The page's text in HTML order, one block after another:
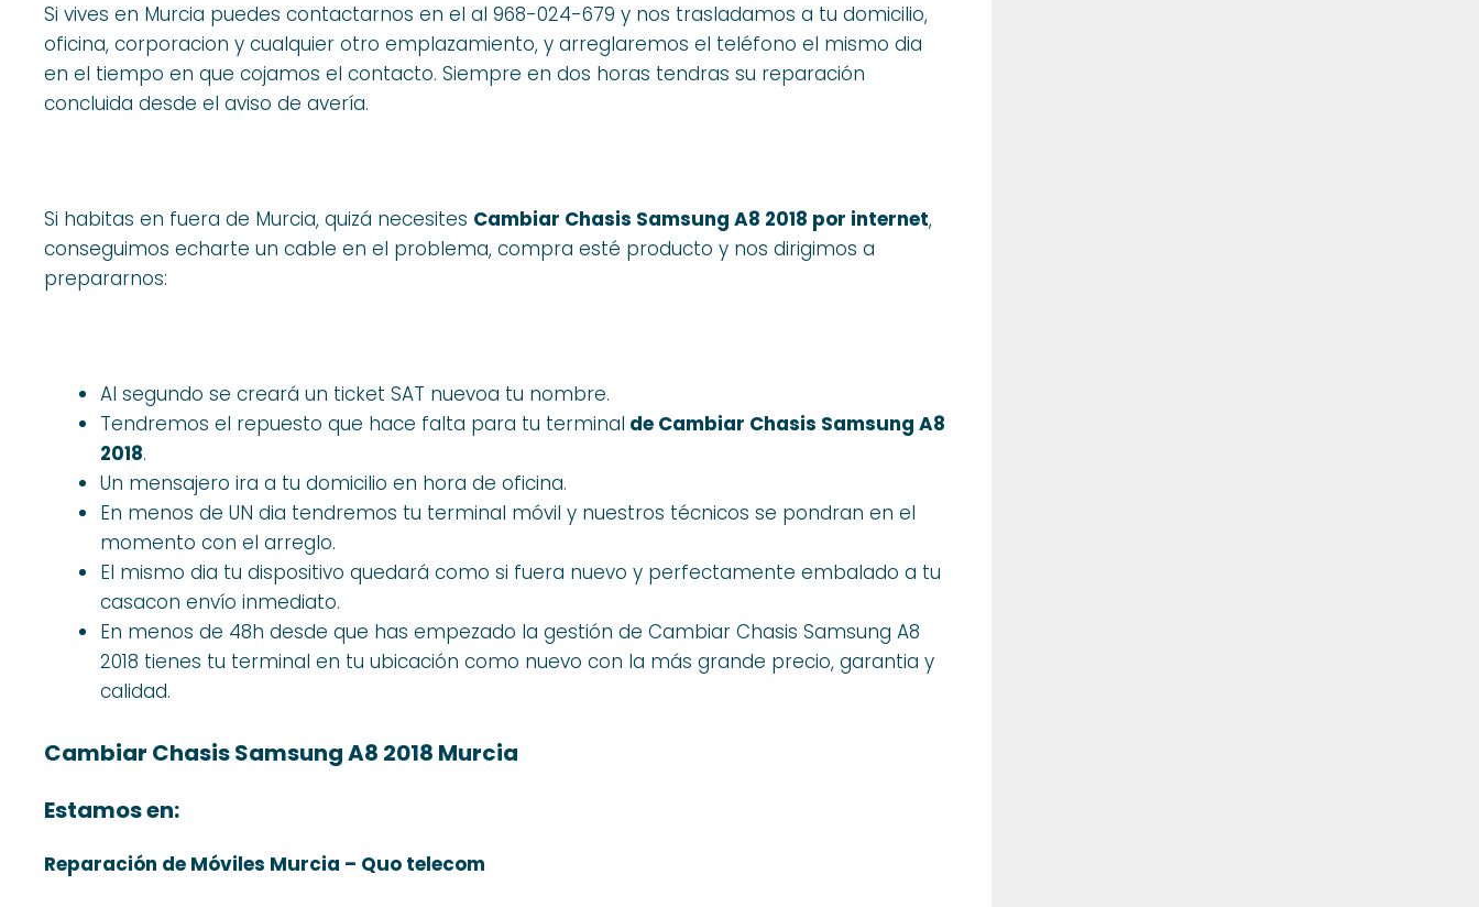
Si vives en Murcia puedes contactarnos en el al 968-024-679 y nos trasladamos a tu domicilio,
oficina, corporacion y cualquier otro emplazamiento, y arreglaremos el teléfono el mismo dia
en el tiempo en que cojamos el contacto. Siempre en dos horas tendras su reparación
concluida desde el aviso de avería.
Si habitas en fuera de Murcia, quizá necesites Cambiar Chasis Samsung A8 2018 por internet,
conseguimos echarte un cable en el problema, compra esté producto y nos dirigimos a
prepararnos:
Al segundo se creará un ticket SAT nuevoa tu nombre.
Tendremos el repuesto que hace falta para tu terminal de Cambiar Chasis Samsung A8
2018.
Un mensajero ira a tu domicilio en hora de oficina.
En menos de UN dia tendremos tu terminal móvil y nuestros técnicos se pondran en el
momento con el arreglo.
El mismo dia tu dispositivo quedará como si fuera nuevo y perfectamente embalado a tu
casacon envío inmediato.
En menos de 48h desde que has empezado la gestión de Cambiar Chasis Samsung A8
2018 tienes tu terminal en tu ubicación como nuevo con la más grande precio, garantia y
calidad.
Cambiar Chasis Samsung A8 2018 Murcia
Estamos en:
Reparación de Móviles Murcia – Quo telecom